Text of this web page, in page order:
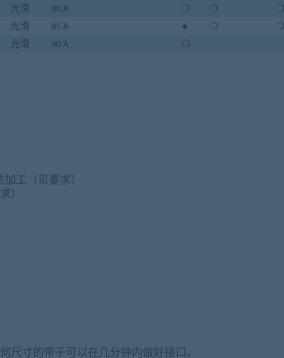
光滑 80 A ❍ ❍ ❍
光滑 85 A ● ❍ ❍
光滑 90 A ❍
工（见要求）
）
尺寸的带子可以在几分钟内做好接口。